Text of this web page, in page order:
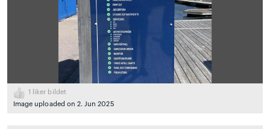
1
liker bildet
Image uploaded on 2. Jun 2025